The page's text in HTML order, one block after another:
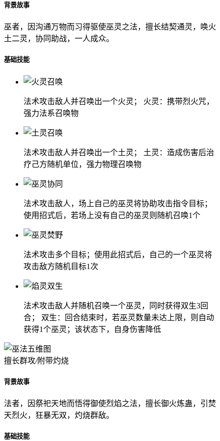
背景故事
巫者，因沟通万物而习得驱使巫灵之法，擅长结契通灵，唤火
土二灵，协同助战，一人成众。
基础技能
法术攻击敌人并召唤出一个火灵； 火灵：携带烈火咒，
强力法系召唤物
法术攻击敌人并召唤出一个土灵； 土灵：造成伤害后治
疗己方随机单位，强力物理召唤物
法术攻击敌人，场上自己的巫灵将协助攻击指令目标；
使用招式后，若场上没有自己的巫灵则随机召唤1个
法术攻击多个目标；使用此招式后，自己的一个巫灵将
攻击敌方随机目标1次
法术攻击敌人并随机召唤一个巫灵，同时获得双生3回
合； 双生：回合结束时，若巫灵数量未达上限，则自动
获得1个巫灵；该状态下，自身伤害降低
擅长群攻/附带灼烧
背景故事
法者，因祭祀天地而悟得御使烈焰之法，擅长御火炼蛊，引焚
天烈火，狂暴无双，灼烧群敌。
基础技能